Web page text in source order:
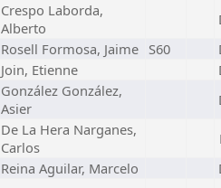
Crespo Laborda,
Alberto
Rosell Formosa, Jaime S60
Join, Etienne
González González,
Asier
De La Hera Narganes,
Carlos
Reina Aguilar, Marcelo